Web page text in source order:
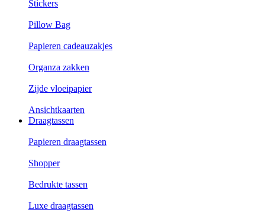
Stickers
Pillow Bag
Papieren cadeauzakjes
Organza zakken
Zijde vloeipapier
Ansichtkaarten
Draagtassen
Papieren draagtassen
Shopper
Bedrukte tassen
Luxe draagtassen